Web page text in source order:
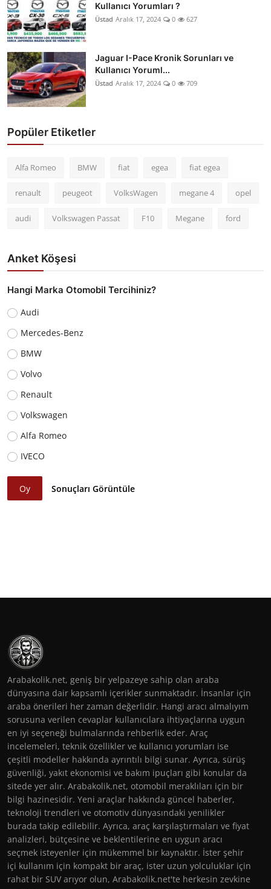
Kullanıcı Yorumları ?
Üstad Aralık 17, 2024 0 627
Jaguar I-Pace Kronik Sorunları ve
Kullanıcı Yoruml...
Üstad Aralık 17, 2024 0 709
Popüler Etiketler
Alfa Romeo BMW fiat egea fiat egea
renault peugeot VolksWagen megane 4 opel
audi Volkswagen Passat F10 Megane ford
Anket Köşesi
Hangi Marka Otomobil Tercihiniz?
Audi
Mercedes-Benz
BMW
Volvo
Renault
Volkswagen
Alfa Romeo
IVECO
Oy Sonuçları Görüntüle
Arabakolik.net, geniş bir yelpazeye sahip olan araba
dünyasına dair kapsamlı içerikler sunmaktadır. İnsanlar için
araba önerileri her zaman değerlidir. Hangi aracı almalıyım
sorusuna verilen cevaplar kullanıcılara ihtiyaçlarına uygun
en iyi seçeneği bulmalarında rehberlik eder. Araç
incelemeleri, teknik özellikler ve kullanıcı yorumları ise
çeşitli modeller hakkında ayrıntılı bilgi sunar. Ayrıca, sürüş
güvenliği, yakıt ekonomisi ve bakım ipuçları gibi konular da
sitede yer alır. Arabakolik.net, otomobil meraklıları için bir
bilgi hazinesidir. Yeni araçlar hakkında güncel haberler,
teknoloji trendleri ve otomotiv dünyasındaki yenilikler
burada takip edilebilir. Ayrıca, araç karşılaştırmaları ve fiyat
analizleri, bütçesine ve beklentilerine en uygun aracı
seçmek isteyenler için mükemmel bir kaynaktır. İster şehir
içi kullanım için kompakt bir araç, ister uzun yolculuklar için
rahat bir SUV arıyor olun, Arabakolik.net'te herkesin zevkine